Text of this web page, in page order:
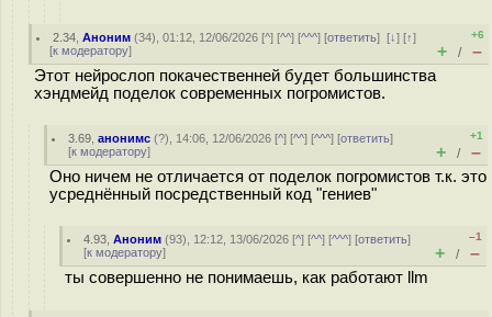
2.34 ,Аноним (34), 01:12, 12/06/2026 [^] [^^] [^^^] [ответить][↓] [↑]
[к модератору]
+6
+ / –
Этот нейрослоп покачественней будет большинства
хэндмейд поделок современных погромистов.
3.69 ,анонимс (?), 14:06, 12/06/2026 [^] [^^] [^^^] [ответить]
[к модератору]
+1
+ / –
Оно ничем не отличается от поделок погромистов т.к. это
усреднённый посредственный код "гениев"
4.93 ,Аноним (93), 12:12, 13/06/2026 [^] [^^] [^^^] [ответить]
[к модератору]
–1
+ / –
ты совершенно не понимаешь, как работают llm